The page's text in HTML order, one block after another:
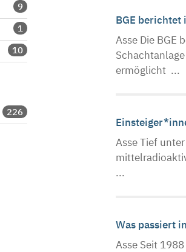
9
1
10
226
BGE berichtet
Asse Die BGE
ermöglicht ...
Asse Tief
...
Was passiert
Asse Seit